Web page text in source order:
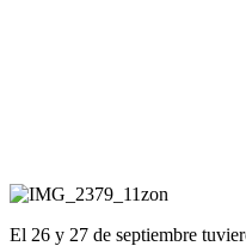
El 26 y 27 de septiembre